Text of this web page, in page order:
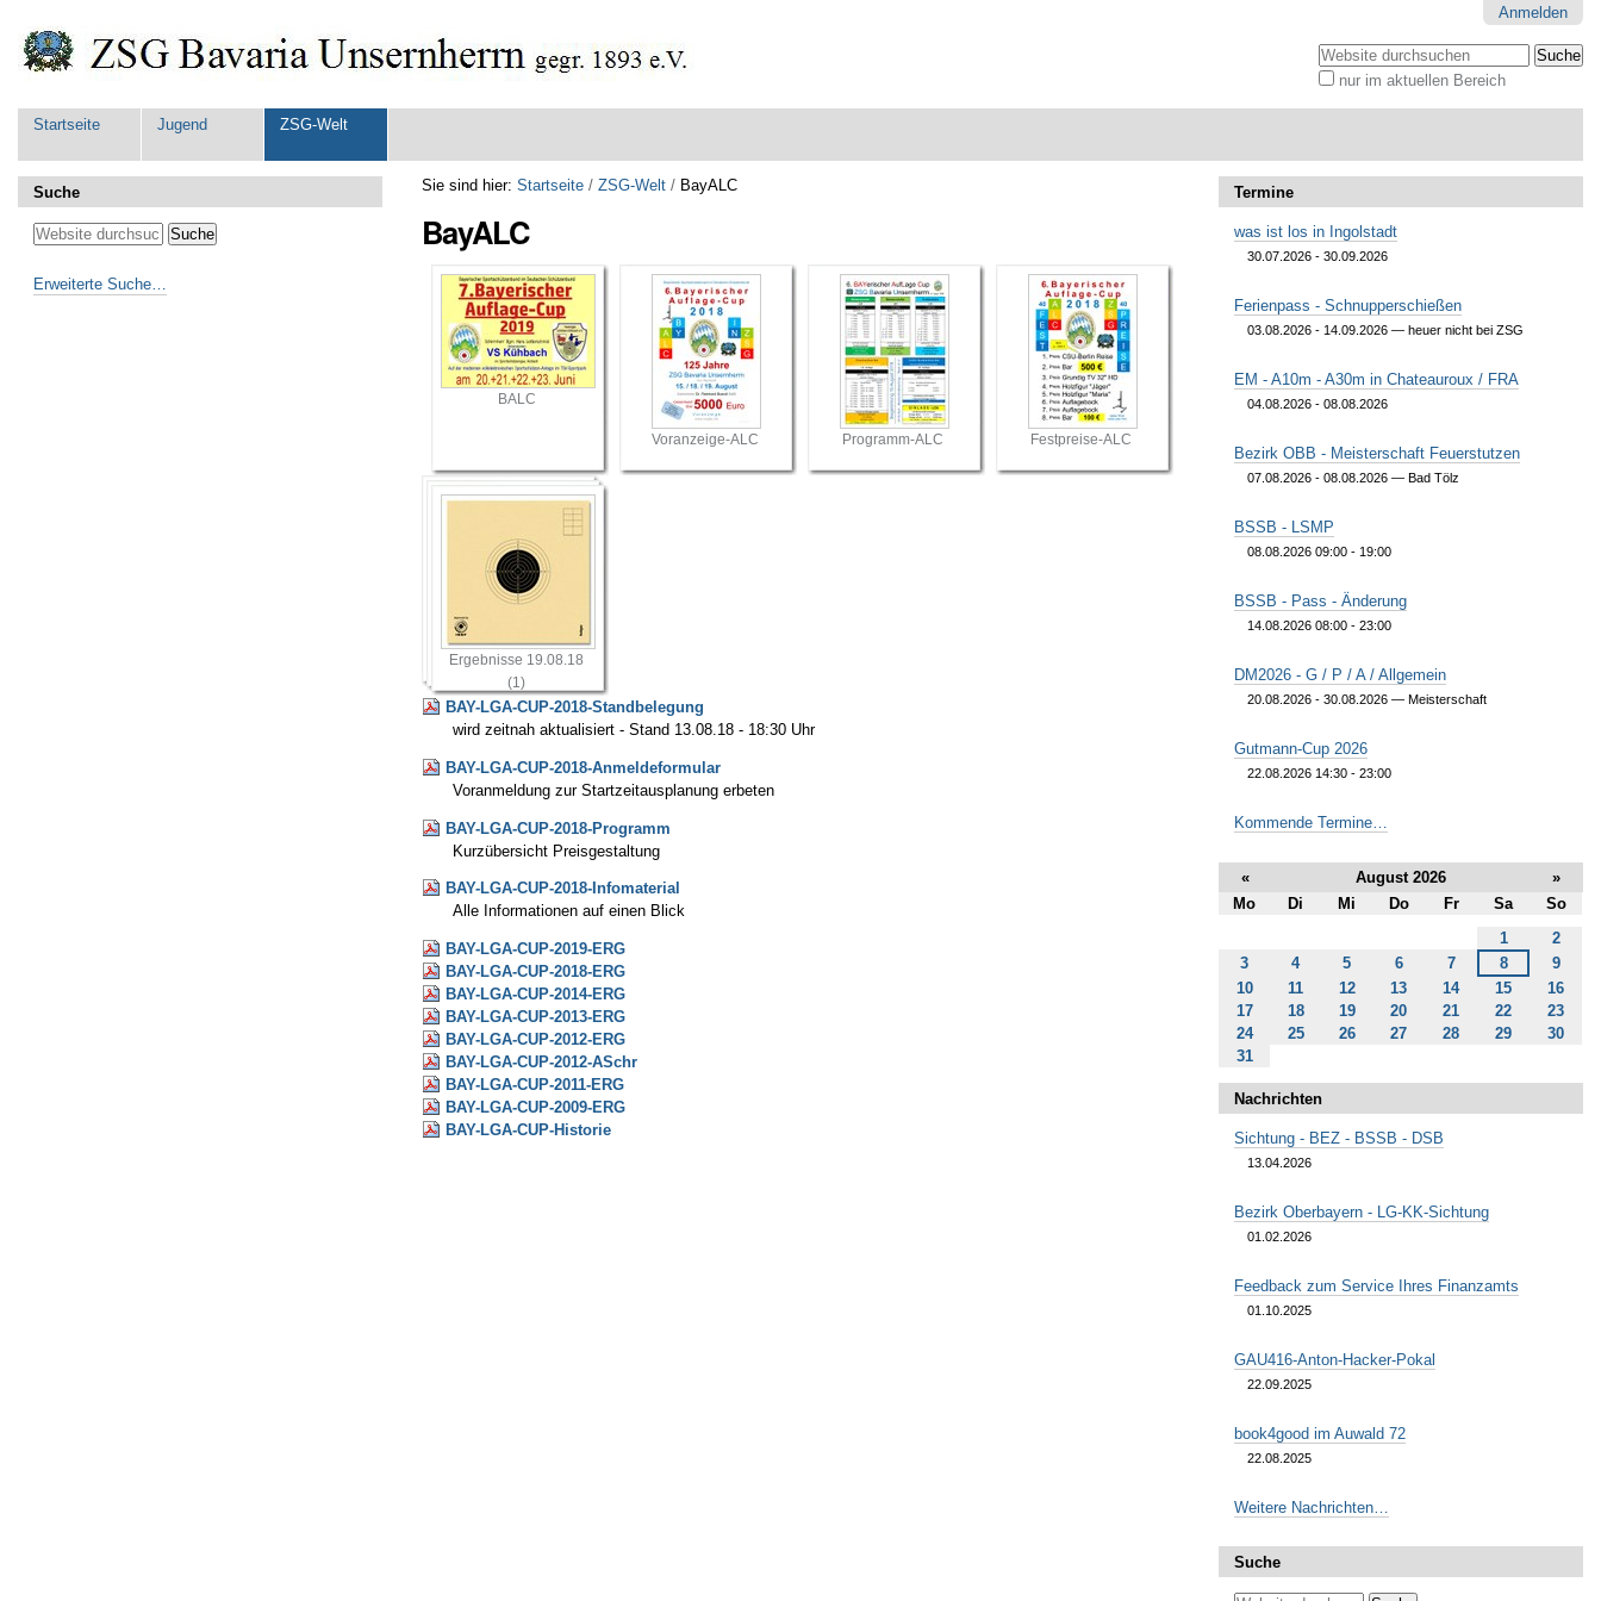
zum
Inhalt
|
zur
Navigation
Werkzeuge
Anmelden
Website durchsuchen
nur im aktuellen Bereich
Suche…
Sektionen
Startseite Jugend ZSG-Welt
Sie sind hier: Startseite /ZSG-Welt / BayALC
BayALC
BALC
Voranzeige-ALC Programm-ALC Festpreise-ALC
Ergebnisse 19.08.18
(1)
BAY-LGA-CUP-2018-Standbelegung
wird zeitnah aktualisiert - Stand 13.08.18 - 18:30 Uhr
BAY-LGA-CUP-2018-Anmeldeformular
Voranmeldung zur Startzeitausplanung erbeten
BAY-LGA-CUP-2018-Programm
Kurzübersicht Preisgestaltung
BAY-LGA-CUP-2018-Infomaterial
Alle Informationen auf einen Blick
BAY-LGA-CUP-2019-ERG
BAY-LGA-CUP-2018-ERG
BAY-LGA-CUP-2014-ERG
BAY-LGA-CUP-2013-ERG
BAY-LGA-CUP-2012-ERG
BAY-LGA-CUP-2012-ASchr
BAY-LGA-CUP-2011-ERG
BAY-LGA-CUP-2009-ERG
BAY-LGA-CUP-Historie
Suche
Erweiterte Suche…
Termine
was ist los in Ingolstadt
30.07.2026 - 30.09.2026
Ferienpass - Schnupperschießen
03.08.2026 - 14.09.2026 — heuer nicht bei ZSG
EM - A10m - A30m in Chateauroux / FRA
04.08.2026 - 08.08.2026
Bezirk OBB - Meisterschaft Feuerstutzen
07.08.2026 - 08.08.2026 — Bad Tölz
BSSB - LSMP
08.08.2026 09:00 - 19:00
BSSB - Pass - Änderung
14.08.2026 08:00 - 23:00
DM2026 - G / P / A / Allgemein
20.08.2026 - 30.08.2026 — Meisterschaft
Gutmann-Cup 2026
22.08.2026 14:30 - 23:00
Kommende Termine…
« August 2026 »
Mo Di Mi Do Fr Sa
So
1
2
3
4 5 6 7 8
9
10
11 12 13 14 15
16
17
18 19 20 21 22
23
24
25 26 27 28 29
30
31
Nachrichten
Sichtung - BEZ - BSSB - DSB
13.04.2026
Bezirk Oberbayern - LG-KK-Sichtung
01.02.2026
Feedback zum Service Ihres Finanzamts
01.10.2025
GAU416-Anton-Hacker-Pokal
22.09.2025
book4good im Auwald 72
22.08.2025
Weitere Nachrichten…
Suche